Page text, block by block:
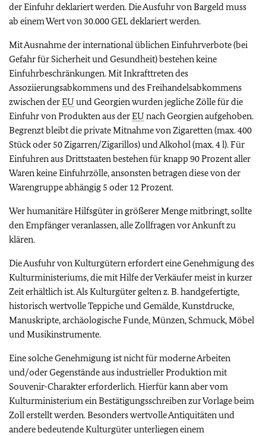
der Einfuhr deklariert werden. Die Ausfuhr von Bargeld muss
ab einem Wert von 30.000 GEL deklariert werden.
Mit Ausnahme der international üblichen Einfuhrverbote (bei
Gefahr für Sicherheit und Gesundheit) bestehen keine
Einfuhrbeschränkungen. Mit Inkrafttreten des
Assoziierungsabkommens und des Freihandelsabkommens
zwischen derEU und Georgien wurden jegliche Zölle für die
Einfuhr von Produkten aus derEU nach Georgien aufgehoben.
Begrenzt bleibt die private Mitnahme von Zigaretten (max. 400
Stück oder 50 Zigarren/Zigarillos) und Alkohol (max. 4 l). Für
Einfuhren aus Drittstaaten bestehen für knapp 90 Prozent aller
Waren keine Einfuhrzölle, ansonsten betragen diese von der
Warengruppe abhängig 5 oder 12 Prozent.
Wer humanitäre Hilfsgüter in größerer Menge mitbringt, sollte
den Empfänger veranlassen, alle Zollfragen vor Ankunft zu
klären.
Die Ausfuhr von Kulturgütern erfordert eine Genehmigung des
Kulturministeriums, die mit Hilfe der Verkäufer meist in kurzer
Zeit erhältlich ist. Als Kulturgüter gelten z. B. handgefertigte,
historisch wertvolle Teppiche und Gemälde, Kunstdrucke,
Manuskripte, archäologische Funde, Münzen, Schmuck, Möbel
und Musikinstrumente.
Eine solche Genehmigung ist nicht für moderne Arbeiten
und/oder Gegenstände aus industrieller Produktion mit
Souvenir-Charakter erforderlich. Hierfür kann aber vom
Kulturministerium ein Bestätigungsschreiben zur Vorlage beim
Zoll erstellt werden. Besonders wertvolle Antiquitäten und
andere bedeutende Kulturgüter unterliegen einem